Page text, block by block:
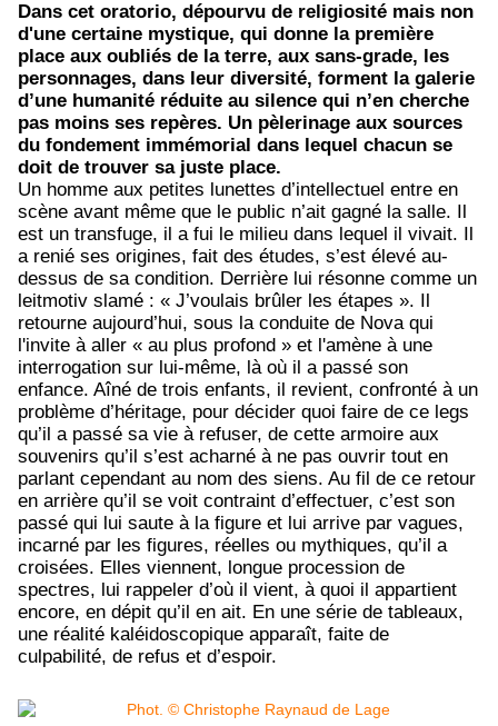
Dans cet oratorio, dépourvu de religiosité mais non
d'une certaine mystique, qui donne la première
place aux oubliés de la terre, aux sans-grade, les
personnages, dans leur diversité, forment la galerie
d’une humanité réduite au silence qui n’en cherche
pas moins ses repères. Un pèlerinage aux sources
du fondement immémorial dans lequel chacun se
doit de trouver sa juste place.
Un homme aux petites lunettes d’intellectuel entre en
scène avant même que le public n’ait gagné la salle. Il
est un transfuge, il a fui le milieu dans lequel il vivait. Il
a renié ses origines, fait des études, s’est élevé au-
dessus de sa condition. Derrière lui résonne comme un
leitmotiv slamé : « J’voulais brûler les étapes ». Il
retourne aujourd’hui, sous la conduite de Nova qui
l'invite à aller « au plus profond » et l'amène à une
interrogation sur lui-même, là où il a passé son
enfance. Aîné de trois enfants, il revient, confronté à un
problème d’héritage, pour décider quoi faire de ce legs
qu’il a passé sa vie à refuser, de cette armoire aux
souvenirs qu’il s’est acharné à ne pas ouvrir tout en
parlant cependant au nom des siens. Au fil de ce retour
en arrière qu’il se voit contraint d’effectuer, c’est son
passé qui lui saute à la figure et lui arrive par vagues,
incarné par les figures, réelles ou mythiques, qu’il a
croisées. Elles viennent, longue procession de
spectres, lui rappeler d’où il vient, à quoi il appartient
encore, en dépit qu’il en ait. En une série de tableaux,
une réalité kaléidoscopique apparaît, faite de
culpabilité, de refus et d’espoir.